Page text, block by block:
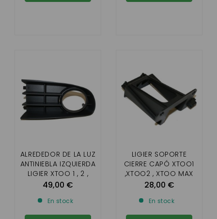
ALREDEDOR DE LA LUZ
ANTINIEBLA IZQUIERDA
LIGIER XTOO 1 , 2 ,
MAX
49,00 €
En stock
LIGIER SOPORTE
CIERRE CAPÓ XTOO1
,XTOO2 , XTOO MAX
28,00 €
En stock